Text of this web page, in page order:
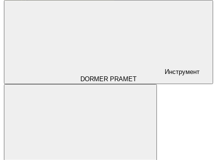
Инструмент
DORMER PRAMET